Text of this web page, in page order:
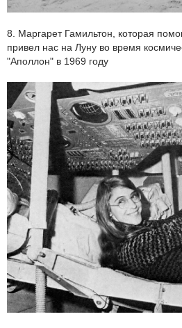
8. Маргарет Гамильтон, которая
привел нас на Луну во время
"Аполлон" в 1969 году